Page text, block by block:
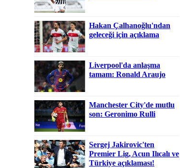
Hakan Çalhanoğlu'ndan
geleceği için açıklama
Liverpool'da anlaşma
tamam: Ronald Araujo
Manchester City'de mutlu
son: Geronimo Rulli
Sergej Jakirovic'ten
Premier Lig, Acun Ilıcalı ve
Türkiye açıklaması!